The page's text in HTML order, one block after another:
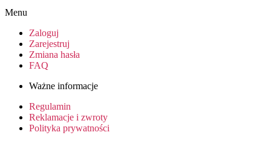
Menu
Zaloguj
Zarejestruj
Zmiana hasła
FAQ
Ważne informacje
Regulamin
Reklamacje i zwroty
Polityka prywatności